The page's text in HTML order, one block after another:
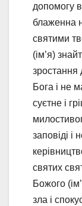
допомогу
блаженна
святими
(ім’я)
зростання
Бога і не
суєтне і
заповіді і
святих
Божого
зла і